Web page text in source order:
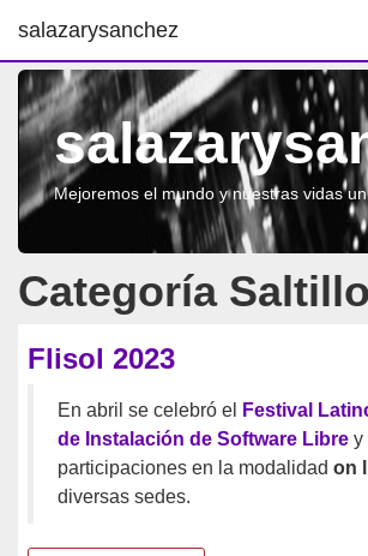
salazarysanchez
Mejoremos el mundo y nuestras vidas
Categoría Saltillo
Flisol 2023
En abril se celebró el
Festival
de Instalación de Software Libre y
participaciones en la modalidad on
diversas sedes.